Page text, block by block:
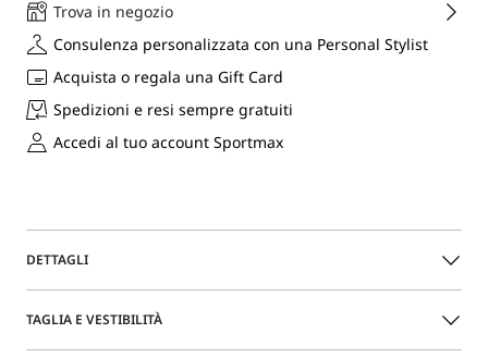
Trova in negozio
Consulenza personalizzata con una Personal Stylist
Acquista o regala una Gift Card
Spedizioni e resi sempre gratuiti
Accedi al tuo account Sportmax
DETTAGLI
Dedicato alle occasioni glamour, questo top in rete
TAGLIA E VESTIBILITÀ